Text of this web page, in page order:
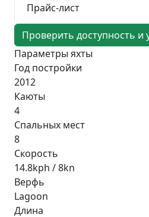
Прайс-лист
Проверить доступность и
Параметры яхты
Год постройки
2012
Каюты
4
Спальных мест
8
Скорость
14.8kph / 8kn
Верфь
Lagoon
Длина